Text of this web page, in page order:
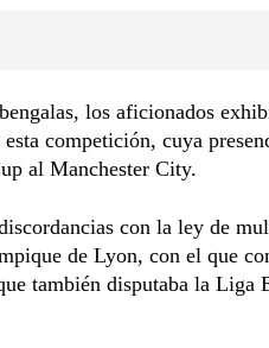
los aficionados
competición, cuya
al Manchester City.
con la ley de
de Lyon, con el que
también disputaba la Liga